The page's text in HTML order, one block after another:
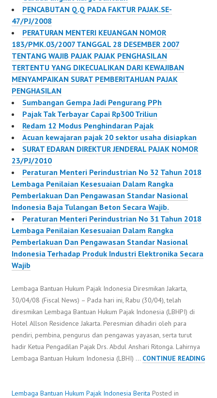
NOMOR 7 TAHUN 1983
TENTANG PAJAK
PENGHASILAN
SEBAGAIMANA TELAH
BEBERAPA KALI DIUBAH
TERAKHIR DENGAN
UNDANG-UNDANG
NOMOR 17 TAHUN
2000 MEMILIH
DIKENAKAN PAJAK
DENGAN
MENGGUNAKAN NORMA
PENGHITUNGAN
PENGHASILAN…
PENCABUTAN Q.Q PADA FAKTUR PAJAK.SE-
47/PJ/2008
PERATURAN MENTERI KEUANGAN NOMOR
183/PMK.03/2007 TANGGAL 28 DESEMBER 2007
TENTANG WAJIB PAJAK PAJAK PENGHASILAN
TERTENTU YANG DIKECUALIKAN DARI KEWAJIBAN
MENYAMPAIKAN SURAT PEMBERITAHUAN PAJAK
PENGHASILAN
Sumbangan Gempa Jadi Pengurang PPh
Pajak Tak Terbayar Capai Rp300 Triliun
Redam 12 Modus Penghindaran Pajak
Acuan kewajaran pajak 20 sektor usaha disiapkan
SURAT EDARAN DIREKTUR JENDERAL PAJAK NOMOR
23/PJ/2010
Peraturan Menteri Perindustrian No 32 Tahun 2018
Lembaga Penilaian Kesesuaian Dalam Rangka
Pemberlakuan Dan Pengawasan Standar Nasional
Indonesia Baja Tulangan Beton Secara Wajib.
Peraturan Menteri Perindustrian No 31 Tahun 2018
Lembaga Penilaian Kesesuaian Dalam Rangka
Pemberlakuan Dan Pengawasan Standar Nasional
Indonesia Terhadap Produk Industri Elektronika Secara
Wajib
Lembaga Bantuan Hukum Pajak Indonesia Diresmikan Jakarta,
30/04/08 (Fiscal News) – Pada hari ini, Rabu (30/04), telah
diresmikan Lembaga Bantuan Hukum Pajak Indonesia (LBHPI) di
Hotel Allson Residence Jakarta. Peresmian dihadiri oleh para
pendiri, pembina, pengurus dan pengawas yayasan, serta turut
hadir Ketua Pengadilan Pajak Drs. Abdul Anshari Ritonga. Lahirnya
Lembaga Bantuan Hukum Indonesia (LBHI) … CONTINUE READING
Lembaga Bantuan Hukum Pajak Indonesia Berita Posted in